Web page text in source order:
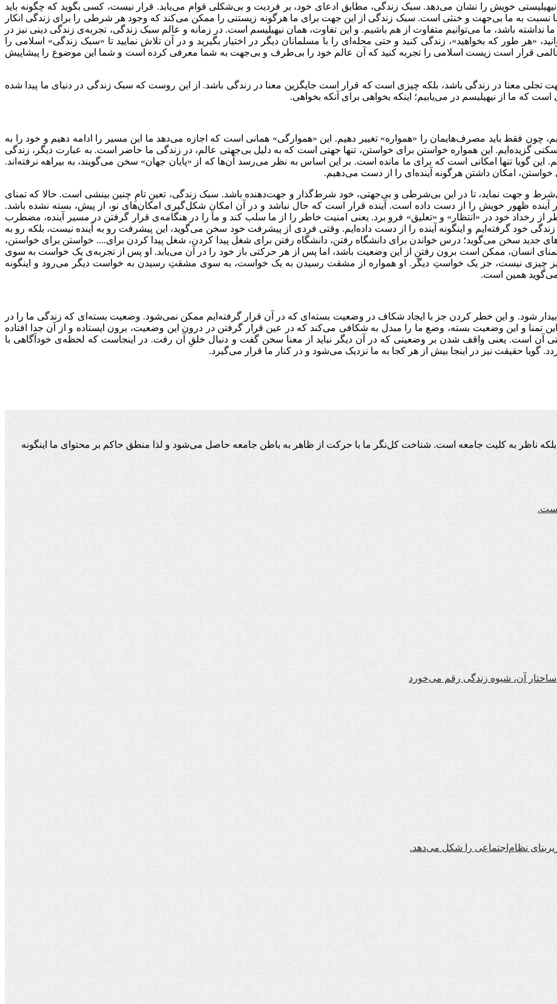
خویش را نشان می‌دهد. سبک زندگی، مطابق ادعای خود، بر فردیت و بی‌شکلی قوام می‌یابد. قرار نیست، کسی بگوید که چگونه باید
نسبت به ما بی‌جهت و خنثی است. سبک زندگی از این جهت برای ما هرگونه زیستنی را ممکن می‌کند که وجود هر شرطی را برای زندگی انکار
باشد، ما می‌توانیم متفاوت از هم باشیم. و این تفاوت، همان نیهیلیسم است. در زمانه و عالم سبک زندگی، تجربه‌ی زندگی دینی نیز در
«هر طور که بخواهید»، زندگی کنید و حتی محله‌ای را با مسلمانان دیگر در اختیار بگیرید و در آن تلاش نمایید تا «سبک زندگی» اسلامی را
عالمی قرار است زیست اسلامی را تجربه کنید که آن عالم خود را بی‌طرف و بی‌جهت به شما معرفی کرده است و شما این موضوع را پیشاپیش
معنا در زندگی باشد، بلکه چیزی است که قرار است جایگزین معنا در زندگی باشد. از این روست که سبک زندگی در دنیای ما پیدا شده
که ما از نیهیلیسم در می‌یابیم؛ اینکه بخواهی برای آنکه بخواهی.
چون فقط باید مصرف‌هایمان را «همواره» تغییر دهیم. این «هموارگی» همانی است که اجازه می‌دهد ما این مسیر را ادامه دهیم و خود را به
گزیده‌ایم. این همواره خواستن برای خواستن، تنها جهتی است که به دلیل بی‌جهتی عالم، در زندگی ما حاضر است. به عبارت دیگر، زندگی
گویا تنها امکانی است که برای ما مانده است. بر این اساس به نظر می‌رسد آن‌ها که از «پایان جهان» سخن می‌گویند، به بیراهه نرفته‌اند.
امکان داشتن هرگونه آینده‌ای را از دست می‌دهیم.
و جهت نماید، تا در این بی‌شرطی و بی‌جهتی، خود شرط‌گذار و جهت‌دهنده باشد. سبک زندگی، تعینِ تامِ چنین بینشی است. حالا که تمنای
ظهور خویش را از دست داده است. آینده قرار است که حال نباشد و در آن امکانِ شکل‌گیری امکان‌های نو، از پیش، بسته نشده باشد.
از رخداد خود در «انتظار» و «تعلیق» فرو برد. یعنی امنیت خاطر را از ما سلب کند و ما را در هنگامه‌ی قرار گرفتن در مسیر آینده، مضطرب
خود گرفته‌ایم و اینگونه آینده را از دست داده‌ایم. وقتی فردی از پیشرفت خود سخن می‌گوید، این پیشرفت رو به آینده نیست، بلکه رو به
جدید سخن می‌گوید؛ درس خواندن برای دانشگاه رفتن، دانشگاه رفتن برای شغل پیدا کردن، شغل پیدا کردن برای.... خواستن برای خواستن،
انسان، ممکن است برون رفتنِ از این وضعیت باشد، اما پس از هر حرکتی باز خود را در آن می‌یابد. او پس از تجربه‌ی یک خواست به سوی
نیز چیزی نیست، جز یک خواستِ دیگر. او همواره از مشقت رسیدن به یک خواست، به سوی مشقتِ رسیدن به خواست دیگر می‌رود و اینگونه
همین است.
شود. و این خطر کردن جز با ایجاد شکاف در وضعیت بسته‌ای که در آن قرار گرفته‌ایم ممکن نمی‌شود. وضعیت بسته‌ای که زندگی ما را در
تمنا و این وضعیت بسته، وضع ما را مبدل به شکافی می‌کند که در عین قرار گرفتن در درون این وضعیت، برون ایستاده و از آن جدا افتاده
آن است. یعنی واقف شدن بر وضعیتی که در آن دیگر نباید از معنا سخن گفت و دنبال خلقِ آن رفت. در اینجاست که لحظه‌ی خودآگاهی با
گویا حقیقت نیز در اینجا بیش از هر کجا به ما نزدیک می‌شود و در کنار ما قرار می‌گیرد.
ناظر به کلیت جامعه است. شناخت کل‌نگر ما با حرکت از ظاهر به باطن جامعه حاصل می‌شود و لذا منطق حاکم بر محتوای ما اینگونه
آن، شیوه زندگی رقم می‌خورد
نظام‌اجتماعی را شکل می‌دهد.